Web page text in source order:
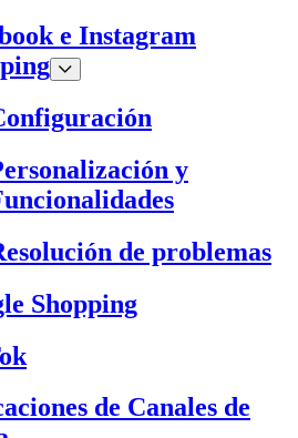
e Instagram
y
de problemas
Shopping
de Canales de